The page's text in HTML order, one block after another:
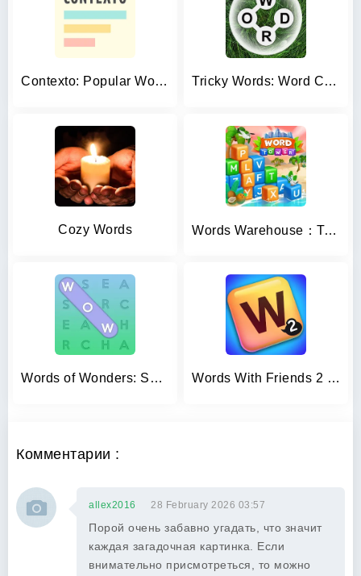
Contexto: Popular Words Game Tricky Words: Word Connect
Cozy Words Words Warehouse：Test Your Mind
Words of Wonders: Search Words With Friends 2 Word Game
Комментарии :
allex2016 28 February 2026 03:57
Порой очень забавно угадать, что значит
каждая загадочная картинка. Если
внимательно присмотреться, то можно